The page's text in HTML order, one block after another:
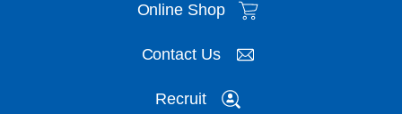
Online Shop
Contact Us
Recruit